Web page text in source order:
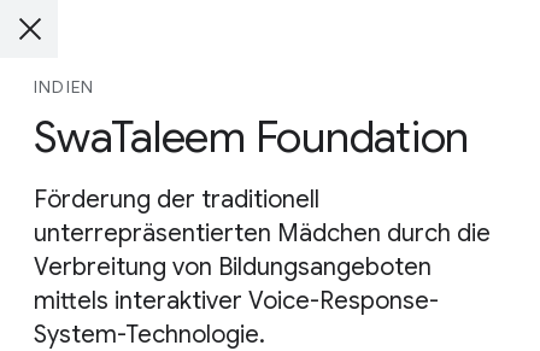
INDIEN
SwaTaleem Foundation
Förderung der traditionell
unterrepräsentierten Mädchen durch die
Verbreitung von Bildungsangeboten
mittels interaktiver Voice-Response-
System-Technologie.